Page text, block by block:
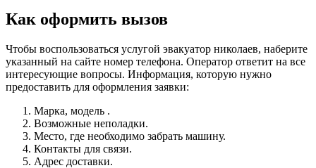
Как оформить вызов
Чтобы воспользоваться услугой эвакуатор николаев, наберите
указанный на сайте номер телефона. Оператор ответит на все
интересующие вопросы. Информация, которую нужно
предоставить для оформления заявки:
Марка, модель .
Возможные неполадки.
Место, где необходимо забрать машину.
Контакты для связи.
Адрес доставки.